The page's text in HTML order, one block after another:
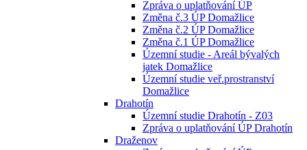
Zpráva o uplatňování ÚP
Změna č.3 ÚP Domažlice
Změna č.2 ÚP Domažlice
Změna č.1 ÚP Domažlice
Územní studie - Areál bývalých
jatek Domažlice
Územní studie veř.prostranství
Domažlice
Drahotín
Územní studie Drahotín - Z03
Zpráva o uplatňování ÚP Drahotín
Draženov